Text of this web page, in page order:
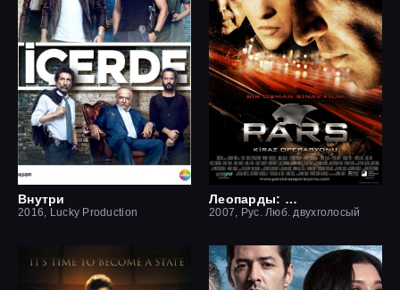
Внутри
2016, Lucky Production
Леопарды: Операция вишня
2007, Рус. Люб. двухголосый